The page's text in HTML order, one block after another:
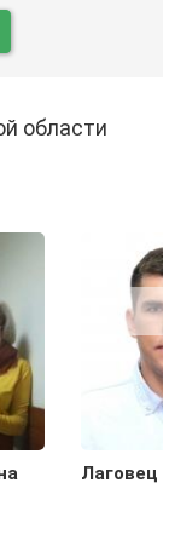
области
Лаговец